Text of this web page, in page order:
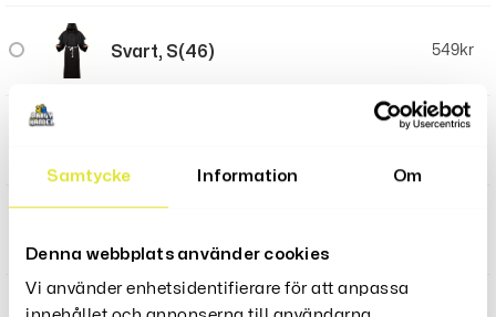
Samtycke Information Om
Denna webbplats använder cookies
Vi använder enhetsidentifierare för att anpassa
Svart, S(46) 549kr